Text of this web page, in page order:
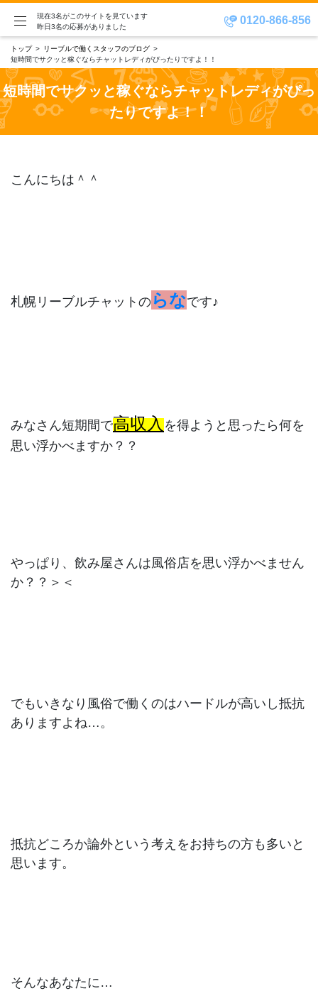
0120-866-856
現在3名がこのサイトを見ています
昨日3名の応募がありました
トップ
リーブルで働くスタッフのブログ
短時間でサクッと稼ぐならチャットレディがぴったりですよ！！
短時間でサクッと稼ぐならチャットレディがぴっ
たりですよ！！
こんにちは＾＾
札幌リーブルチャットの らなです♪
みなさん短期間で高収入を得ようと思ったら何を
思い浮かべますか？？
やっぱり、飲み屋さんは風俗店を思い浮かべません
か？？＞＜
でもいきなり風俗で働くのはハードルが高いし抵抗
ありますよね…。
抵抗どころか論外という考えをお持ちの方も多いと
思います。
そんなあなたに…